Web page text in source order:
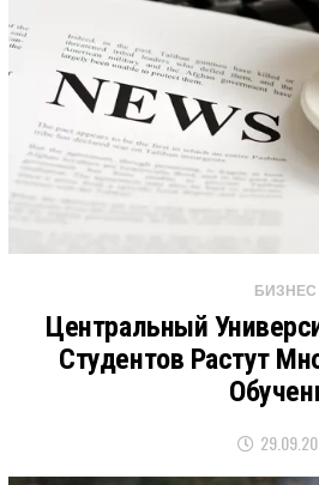
БИЗНЕС
Центральный
Студентов Растут